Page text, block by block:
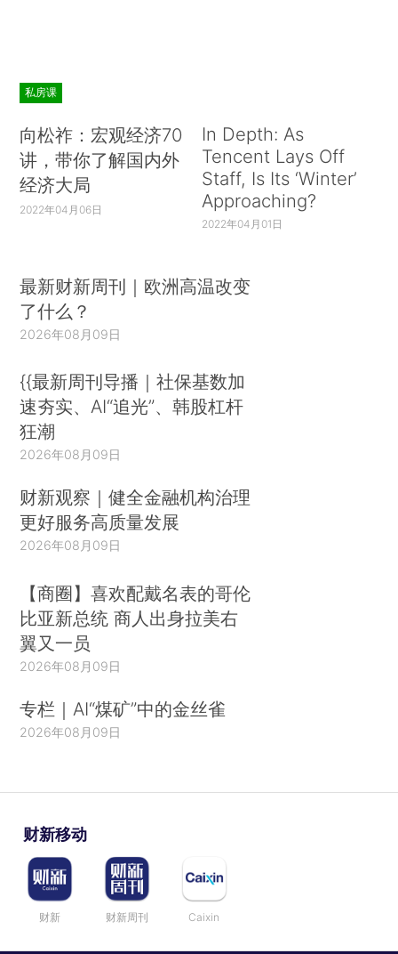
私房课
向松祚：宏观经济70
讲，带你了解国内外
经济大局
2022年04月06日
In Depth: As
Tencent Lays Off
Staff, Is Its ‘Winter’
Approaching?
2022年04月01日
最新财新周刊｜欧洲高温改变
了什么？
2026年08月09日
{{最新周刊导播｜社保基数加
速夯实、AI“追光”、韩股杠杆
狂潮
2026年08月09日
财新观察｜健全金融机构治理
更好服务高质量发展
2026年08月09日
【商圈】喜欢配戴名表的哥伦
比亚新总统 商人出身拉美右
翼又一员
2026年08月09日
专栏｜AI“煤矿”中的金丝雀
2026年08月09日
财新移动
财新 财新周刊 Caixin